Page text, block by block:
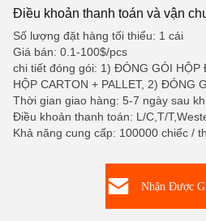
Điều khoản thanh toán và vận
Số lượng đặt hàng tối thiểu: 1 cái
Giá bán: 0.1-100$/pcs
chi tiết đóng gói: 1) ĐÓNG GÓI
HỘP CARTON + PALLET, 2) ĐÓNG
Thời gian giao hàng: 5-7 ngày sau
Điều khoản thanh toán: L/C,T/
Khả năng cung cấp: 100000 chiếc /
Nhận Được